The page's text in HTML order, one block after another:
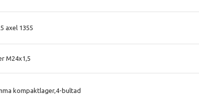
axel 1355
M24x1,5
kompaktlager,4-bultad